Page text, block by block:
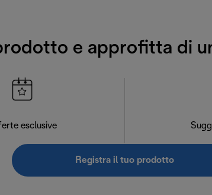
e approfitta di
esclusive
Registra il tuo prodotto